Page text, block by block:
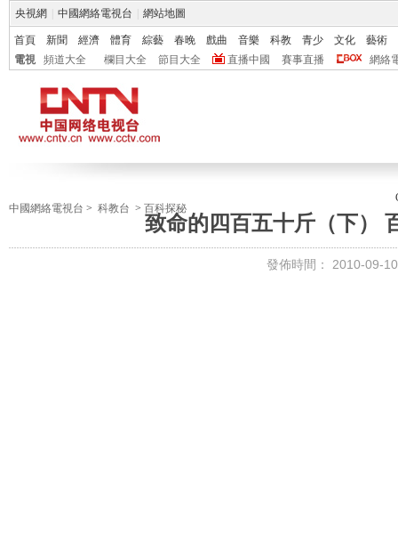
央視網 中國網絡電視台 網站地圖
首頁 新聞 經濟 體育 綜藝 春晚 戲曲 音樂 科教 青少 文化
藝術
電視
頻道大全 欄目大全 節目大全 直播中國 賽事直播 網絡
中國網絡電視台 > 科教台 > 百科探秘
致命的四百五十斤（下）
發佈時間： 2010-09-